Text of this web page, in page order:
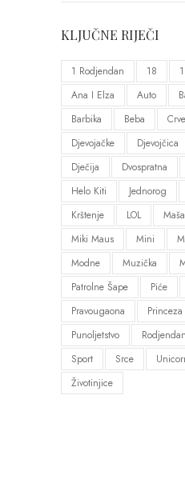
KLJUČNE RIJEČI
1 Rodjendan 18
Ana I Elza
Auto
Barbika
Beba
Djevojačke
Djevojčica
Dječija
Dvospratna
Helo Kiti
Jednorog
Krštenje
LOL
Miki Maus
Mini
Modne
Muzička
Patrolne Šape
Piće
Pravougaona
Princeza
Punoljetstvo
Sport
Srce
Životinjice